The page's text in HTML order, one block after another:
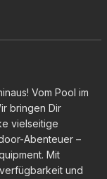
Vom Pool im
bringen Dir
vielseitige
Abenteuer –
Mit
und